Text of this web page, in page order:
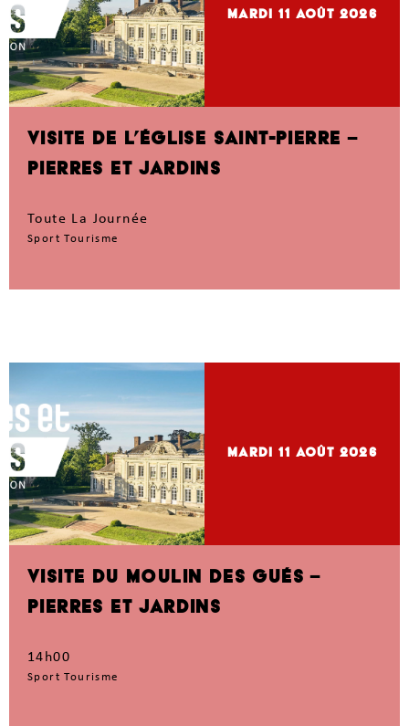
mardi 11 Août 2026
VISITE DE L’ÉGLISE SAINT-PIERRE –
PIERRES ET JARDINS
Toute La Journée
Sport Tourisme
mardi 11 Août 2026
VISITE DU MOULIN DES GUÉS –
PIERRES ET JARDINS
14h00
Sport Tourisme